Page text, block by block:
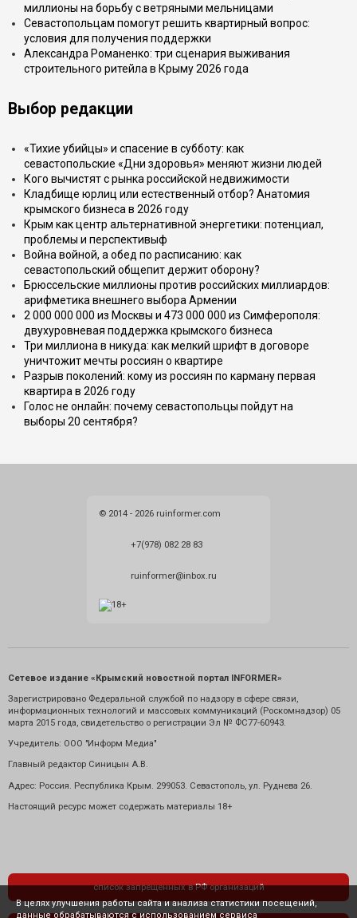
миллионы на борьбу с ветряными мельницами
Севастопольцам помогут решить квартирный вопрос:
условия для получения поддержки
Александра Романенко: три сценария выживания
строительного ритейла в Крыму 2026 года
Выбор редакции
«Тихие убийцы» и спасение в субботу: как
севастопольские «Дни здоровья» меняют жизни людей
Кого вычистят с рынка российской недвижимости
Кладбище юрлиц или естественный отбор? Анатомия
крымского бизнеса в 2026 году
Крым как центр альтернативной энергетики: потенциал,
проблемы и перспективыф
Война войной, а обед по расписанию: как
севастопольский общепит держит оборону?
Брюссельские миллионы против российских миллиардов:
арифметика внешнего выбора Армении
2 000 000 000 из Москвы и 473 000 000 из Симферополя:
двухуровневая поддержка крымского бизнеса
Три миллиона в никуда: как мелкий шрифт в договоре
уничтожит мечты россиян о квартире
Разрыв поколений: кому из россиян по карману первая
квартира в 2026 году
Голос не онлайн: почему севастопольцы пойдут на
выборы 20 сентября?
© 2014 - 2026 ruinformer.com
+7(978) 082 28 83
ruinformer@inbox.ru
Сетевое издание «Крымский новостной портал INFORMER»
Зарегистрировано Федеральной службой по надзору в сфере связи,
информационных технологий и массовых коммуникаций (Роскомнадзор) 05
марта 2015 года, свидетельство о регистрации Эл № ФС77-60943.
Учредитель: ООО "Информ Медиа"
Главный редактор Синицын А.В.
Адрес: Россия. Республика Крым. 299053. Севастополь, ул. Руднева 26.
Настоящий ресурс может содержать материалы 18+
список запрещенных в РФ организаций
В целях улучшения работы сайта и анализа статистики посещений,
данные обрабатываются с использованием сервиса